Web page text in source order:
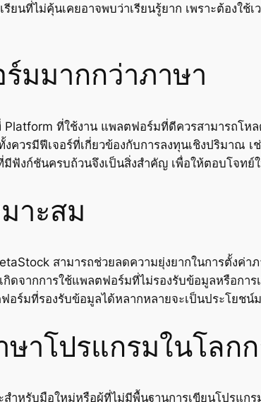
นที่ไม่คุ้นเคยอาจพบว่าเรียนรู้ยาก เพราะต้องใช้
มมากกว่าภาษา
ที่ใช้งาน แพลตฟอร์มที่ดีควรสามารถโห
ควรมีฟีเจอร์ที่เกี่ยวข้องกับการลงทุนเชิงปริมาณ
งก์ชันครบถ้วนจึงเป็นสิ่งสำคัญ เพื่อให้ตอบโจทย์
าะสม
สามารถช่วยลดความยุ่งยากในการตั้งค่า
จากการใช้แพลตฟอร์มที่ไม่รองรับข้อมูลหรือการ
อร์มที่รองรับข้อมูลได้หลากหลายจะเป็นประโยชน์
าโปรแกรมในโลก
ำหรับมือใหม่หรือผู้ที่ไม่มีพื้นฐานการเขียนโปรแก